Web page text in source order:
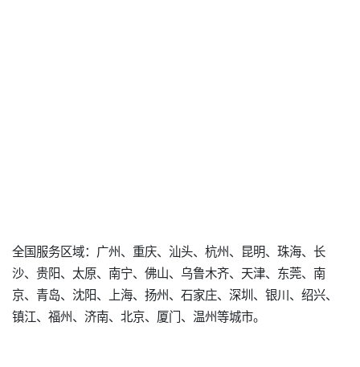
全国服务区域：广州、重庆、汕头、杭州、昆明、珠海、长
沙、贵阳、太原、南宁、佛山、乌鲁木齐、天津、东莞、南
京、青岛、沈阳、上海、扬州、石家庄、深圳、银川、绍兴、
镇江、福州、济南、北京、厦门、温州等城市。